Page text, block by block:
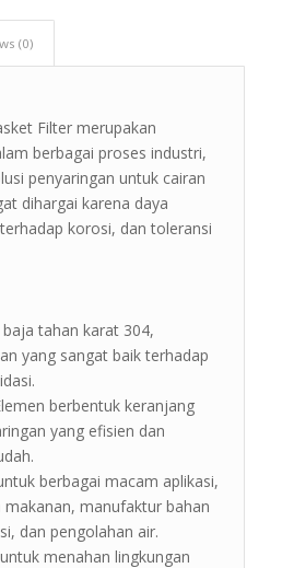
(0)
Filter merupakan
berbagai proses industri,
penyaringan untuk cairan
dihargai karena daya
korosi, dan toleransi
tahan karat 304,
yang sangat baik terhadap
berbentuk keranjang
yang efisien dan
berbagai macam aplikasi,
manufaktur bahan
dan pengolahan air.
menahan lingkungan